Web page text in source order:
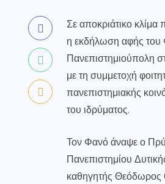
Σε αποκριάτικο
η εκδήλωση αφής του
Πανεπιστημιούπολη
με τη συμμετοχή
πανεπιστημιακής
του ιδρύματος.
Τον Φανό άναψε ο
Πανεπιστημίου
καθηγητής Θεόδωρος